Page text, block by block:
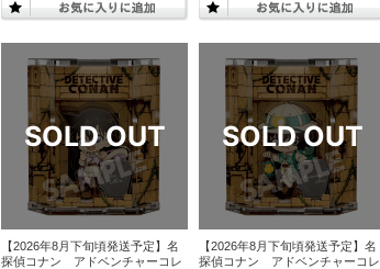
【2026年8月下旬頃発送予定】名
探偵コナン アドベンチャーコレ
【2026年8月下旬頃発送予定】名
探偵コナン アドベンチャーコレ